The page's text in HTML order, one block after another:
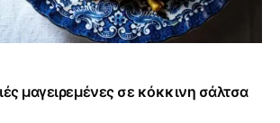
μαγειρεμένες σε κόκκινη σάλτσα